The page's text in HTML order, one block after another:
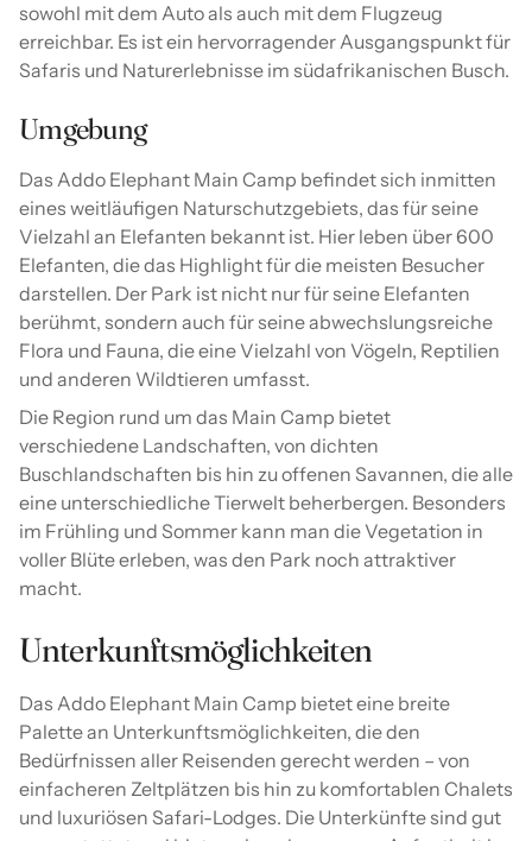
sowohl mit dem Auto als auch mit dem Flugzeug
erreichbar. Es ist ein hervorragender Ausgangspunkt für
Safaris und Naturerlebnisse im südafrikanischen Busch.
Umgebung
Das Addo Elephant Main Camp befindet sich inmitten
eines weitläufigen Naturschutzgebiets, das für seine
Vielzahl an Elefanten bekannt ist. Hier leben über 600
Elefanten, die das Highlight für die meisten Besucher
darstellen. Der Park ist nicht nur für seine Elefanten
berühmt, sondern auch für seine abwechslungsreiche
Flora und Fauna, die eine Vielzahl von Vögeln, Reptilien
und anderen Wildtieren umfasst.
Die Region rund um das Main Camp bietet
verschiedene Landschaften, von dichten
Buschlandschaften bis hin zu offenen Savannen, die alle
eine unterschiedliche Tierwelt beherbergen. Besonders
im Frühling und Sommer kann man die Vegetation in
voller Blüte erleben, was den Park noch attraktiver
macht.
Unterkunftsmöglichkeiten
Das Addo Elephant Main Camp bietet eine breite
Palette an Unterkunftsmöglichkeiten, die den
Bedürfnissen aller Reisenden gerecht werden – von
einfacheren Zeltplätzen bis hin zu komfortablen Chalets
und luxuriösen Safari-Lodges. Die Unterkünfte sind gut